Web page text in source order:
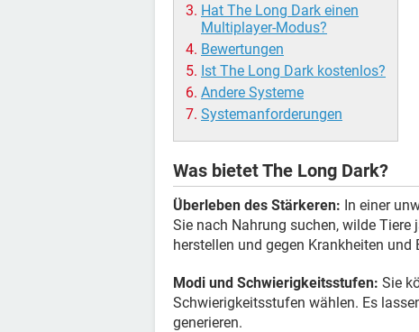
Hat The Long Dark einen
Multiplayer-Modus?
Bewertungen
Ist The Long Dark kostenlos?
Andere Systeme
Systemanforderungen
Was bietet The Long Dark?
Überleben des Stärkeren: In einer
Sie nach Nahrung suchen, wilde Tiere
herstellen und gegen Krankheiten
Modi und Schwierigkeitsstufen: Sie
Schwierigkeitsstufen wählen. Es
generieren.